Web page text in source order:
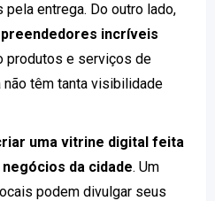
entrega. Do outro lado,
incríveis
produtos e serviços de
não têm tanta visibilidade
uma vitrine digital feita
da cidade. Um
podem divulgar seus